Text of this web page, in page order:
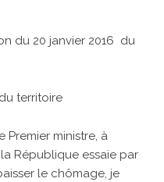
du 20 janvier 2016 du
territoire
Premier ministre, à
République essaie par
le chômage, je